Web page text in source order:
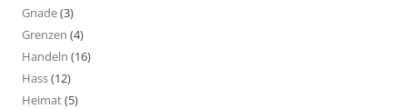
Gnade(3)
Grenzen (4)
Handeln (16)
Hass(12)
Heimat(5)